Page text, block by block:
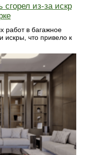
из-за искр
работ в багажное
искры, что привело к